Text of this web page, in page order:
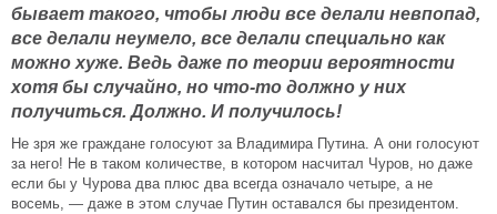
бывает такого, чтобы люди все делали невпопад,
все делали неумело, все делали специально как
можно хуже. Ведь даже по теории вероятности
хотя бы случайно, но что-то должно у них
получиться. Должно. И получилось!
Не зря же граждане голосуют за Владимира Путина. А они голосуют
за него! Не в таком количестве, в котором насчитал Чуров, но даже
если бы у Чурова два плюс два всегда означало четыре, а не
восемь, — даже в этом случае Путин оставался бы президентом.